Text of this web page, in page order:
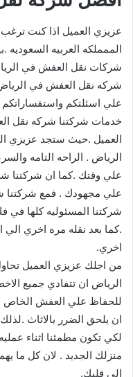
عزيزي العميل اذا كنت
الممملكه العربيه
شركات نقل العفش في
شركه نقل العفش في
علي اسئلتكم
خدمات شركتنا شركه نقل
العميل .حيث ستجد عزيزي
الرياض . الراحه التامه
علي وقتك .كما ان شركتنا
علي مجهودك . فمع شركتنا
شركتنا المسئوليه كلها في
.كما بعد نقله مره اخري الي
اخري.
من اجلك عزيزي العميل
الرياض ان تتفادي جميع
للحفاظ علي العفش
ان يلحق الضرر بالاثاث
لكي تكون مطمئنا اثناء
منزلك الجديد . لان كل ما
الي قلبك.